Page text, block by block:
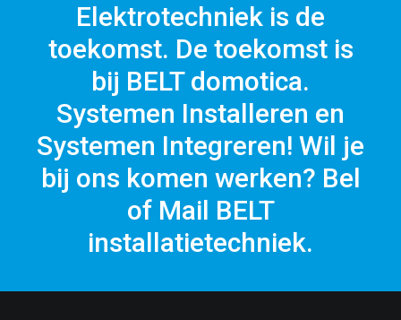
Elektrotechniek is de
toekomst. De toekomst is
bij BELT domotica.
Systemen Installeren en
Systemen Integreren! Wil je
bij ons komen werken? Bel
of Mail BELT
installatietechniek.